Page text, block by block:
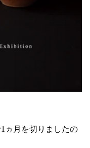
ヵ月を切りましたの